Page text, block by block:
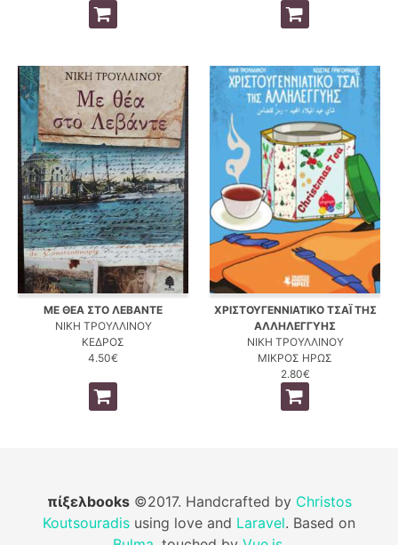
ΜΕ ΘΕΑ ΣΤΟ ΛΕΒΑΝΤΕ
ΝΙΚΗ ΤΡΟΥΛΛΙΝΟΥ
ΚΕΔΡΟΣ
4.50€
ΧΡΙΣΤΟΥΓΕΝΝΙΑΤΙΚΟ ΤΣΑΪ ΤΗΣ
ΑΛΛΗΛΕΓΓΥΗΣ
ΝΙΚΗ ΤΡΟΥΛΛΙΝΟΥ
ΜΙΚΡΟΣ ΗΡΩΣ
2.80€
πίξελbooks©2017. Handcrafted by Christos
Koutsouradis using love and Laravel. Based on